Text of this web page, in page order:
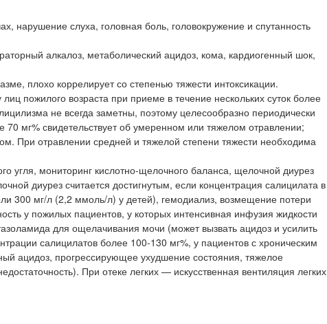
нарушение слуха, головная боль, головокружение и спутанность
алкалоз, метаболический ацидоз, кома, кардиогенный шок,
плохо коррелирует со степенью тяжести интоксикации.
пожилого возраста при приеме в течение нескольких суток более
не всегда заметны, поэтому целесообразно периодически
мг% свидетельствует об умеренном или тяжелом отравлении;
При отравлении средней и тяжелой степени тяжести необходима
угля, мониторинг кислотно-щелочного баланса, щелочной диурез
диурез считается достигнутым, если концентрация салицилата в
300 мг/л (2,2 ммоль/л) у детей), гемодиализ, возмещение потери
у пожилых пациентов, у которых интенсивная инфузия жидкости
для ощелачивания мочи (может вызвать ацидоз и усилить
салицилатов более 100-130 мг%, у пациентов с хроническим
ацидоз, прогрессирующее ухудшение состояния, тяжелое
При отеке легких — искусственная вентиляция легких